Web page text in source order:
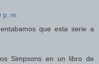
p. m.
que esta serie a
Simpsons en un libro de